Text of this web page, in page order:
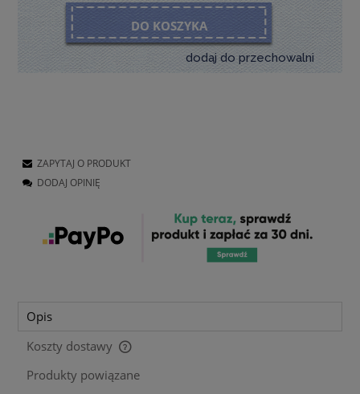
DO KOSZYKA
dodaj do przechowalni
ZAPYTAJ O PRODUKT
DODAJ OPINIĘ
Opis
Koszty dostawy
Cena nie zawiera ewentualnych kosztów płatności
Produkty powiązane